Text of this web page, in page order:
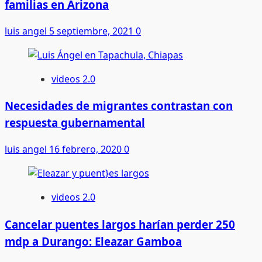
familias en Arizona
luis angel 5 septiembre, 2021 0
videos 2.0
Necesidades de migrantes contrastan con
respuesta gubernamental
luis angel 16 febrero, 20200
videos 2.0
Cancelar puentes largos harían perder 250
mdp a Durango: Eleazar Gamboa